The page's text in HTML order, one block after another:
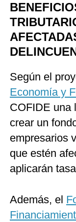
Según el
Economía y
COFIDE una
crear un
empresarios
que estén
aplicarán
Además, el